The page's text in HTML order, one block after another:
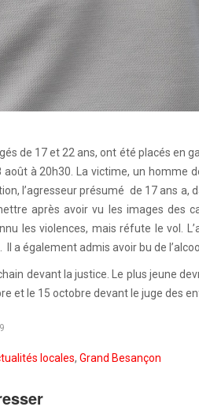
de 17 et 22 ans, ont été placés en
à 20h30. La victime, un homme
l’agresseur présumé de 17 ans a,
après avoir vu les images des
les violences, mais réfute le vol.
a également admis avoir bu de l’alcool.
devant la justice. Le plus jeune
et le 15 octobre devant le juge des
locales, Grand Besançon